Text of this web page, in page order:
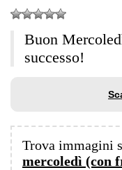
Buon
successo!
Trova immagini
mercoledì (con